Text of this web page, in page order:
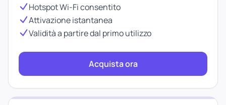
Hotspot Wi-Fi consentito
Attivazione istantanea
Validità a partire dal primo utilizzo
Acquista ora